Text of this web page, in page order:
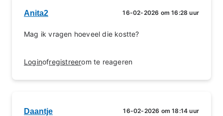
Anita2 16-02-2026 om 16:28 uur
Mag ik vragen hoeveel die kostte?
Loginofregistreerom te reageren
Daantje 16-02-2026 om 18:14 uur